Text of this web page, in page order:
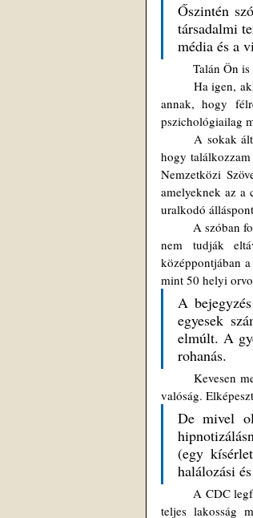
Őszintén
társadalmi
média és a
Talán Ön
annak, hogy
pszichológiailag
	A sokak által ismert videós nyilatkozat akkor született, amikor múlt hétvégén lementem Puerto Ricóba,
hogy
Nemzetközi
amelyeknek az a
uralkodó
nem tudják
középpontjában
mint 50 helyi
A
egyesek
elmúlt. A
rohanás.
	Kevesen merik felvállalni, hogy ilyen rövid, közérthető kijelentéssel tárják az emberek elé, hogy mi is a
valóság.
De mivel
(egy
halálozási
	A CDC legfrissebb adatai szerint az Egyesült Államok teljes lakosságának több mint 60%-a beoltott, és a
teljes lakosság